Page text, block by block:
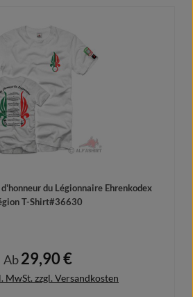
Details
du Légionnaire Ehrenkodex
T-Shirt#36630
Regulärer Preis:
Ab29,90 €
MwSt. zzgl. Versandkosten